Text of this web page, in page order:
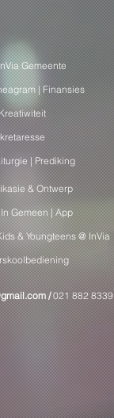
Gemeente
| Finansies
| Prediking
& Ontwerp
Gemeen | App
& Youngteens @ InVia
/021 882 8339